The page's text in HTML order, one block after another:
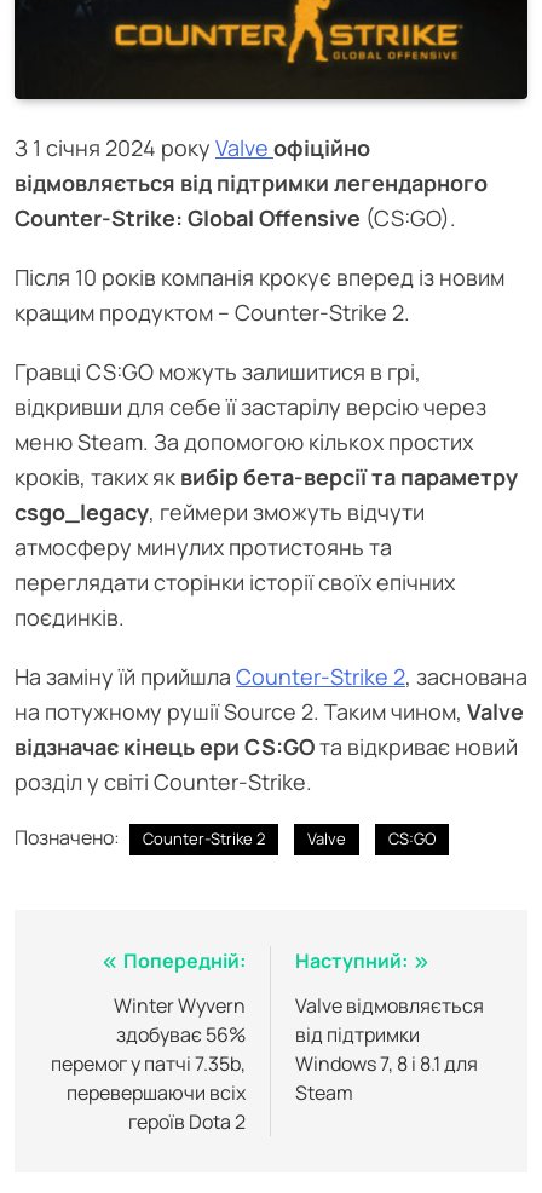
З 1 січня 2024 року Valve офіційно
відмовляється від підтримки легендарного
Counter-Strike: Global Offensive (CS:GO).
Після 10 років компанія крокує вперед із новим
кращим продуктом – Counter-Strike 2.
Гравці CS:GO можуть залишитися в грі,
відкривши для себе її застарілу версію через
меню Steam. За допомогою кількох простих
кроків, таких як вибір бета-версії та параметру
csgo_legacy, геймери зможуть відчути
атмосферу минулих протистоянь та
переглядати сторінки історії своїх епічних
поєдинків.
На заміну їй прийшла Counter-Strike 2, заснована
на потужному рушії Source 2. Таким чином, Valve
відзначає кінець ери CS:GOта відкриває новий
розділ у світі Counter-Strike.
Позначено: Counter-Strike 2 Valve CS:GO
Навігація
записів
Попередній:
Winter Wyvern
здобуває 56%
перемог у патчі 7.35b,
перевершаючи всіх
героїв Dota 2
Наступний:
Valve відмовляється
від підтримки
Windows 7, 8 і 8.1 для
Steam